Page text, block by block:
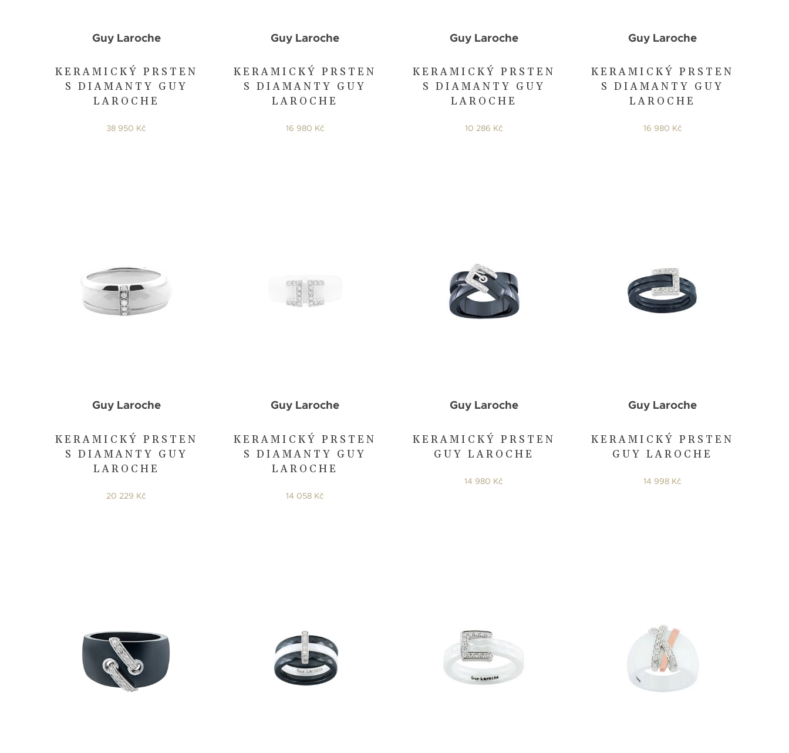
KERAMICKÝ PRSTEN
S DIAMANTY GUY
LAROCHE
Guy Laroche
38 950 Kč
KERAMICKÝ PRSTEN
S DIAMANTY GUY
LAROCHE
Guy Laroche
16 980 Kč
KERAMICKÝ PRSTEN
S DIAMANTY GUY
LAROCHE
Guy Laroche
10 286 Kč
KERAMICKÝ PRSTEN
S DIAMANTY GUY
LAROCHE
Guy Laroche
16 980 Kč
KERAMICKÝ PRSTEN
S DIAMANTY GUY
LAROCHE
Guy Laroche
20 229 Kč
KERAMICKÝ PRSTEN
S DIAMANTY GUY
LAROCHE
Guy Laroche
14 058 Kč
KERAMICKÝ PRSTEN
GUY LAROCHE
Guy Laroche
14 980 Kč
KERAMICKÝ PRSTEN
GUY LAROCHE
Guy Laroche
14 998 Kč